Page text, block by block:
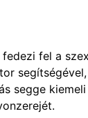
fel a
segge kiemeli